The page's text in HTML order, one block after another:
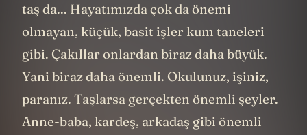
taş da... Hayatımızda çok da önemi
olmayan, küçük, basit işler kum taneleri
gibi. Çakıllar onlardan biraz daha büyük.
Yani biraz daha önemli. Okulunuz, işiniz,
paranız. Taşlarsa gerçekten önemli şeyler.
Anne-baba, kardeş, arkadaş gibi önemli